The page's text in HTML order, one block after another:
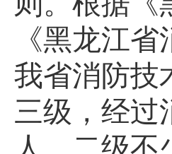
《黑龙江
我省消防技
三级，经过